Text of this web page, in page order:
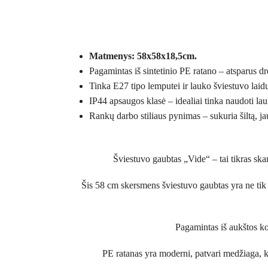
Matmenys: 58x58x18,5cm.
Pagamintas iš sintetinio PE ratano – atsparus
Tinka E27 tipo lemputei ir lauko šviestuvo
IP44 apsaugos klasė – idealiai tinka naudoti
Rankų darbo stiliaus pynimas – sukuria šiltą,
Šviestuvo gaubtas „Vide“ – tai tikras
Šis 58 cm skersmens šviestuvo gaubtas yra ne
Pagamintas iš aukštos
PE ratanas yra moderni, patvari medžiaga,